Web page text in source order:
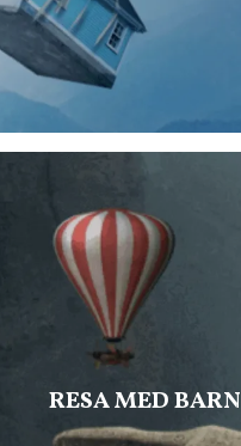
RESA MED BARN